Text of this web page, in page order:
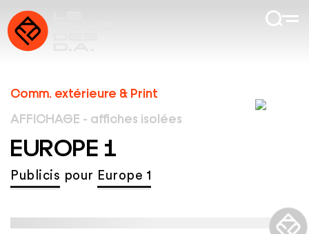
Comm. extérieure & Print
AFFICHAGE - affiches isolées
EUROPE 1
Publicis pour Europe 1